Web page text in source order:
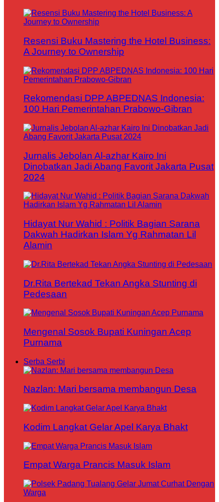
Resensi Buku Mastering the Hotel Business:
A Journey to Ownership
Rekomendasi DPP ABPEDNAS Indonesia:
100 Hari Pemerintahan Prabowo-Gibran
Jurnalis Jebolan Al-azhar Kairo Ini
Dinobatkan Jadi Abang Favorit Jakarta Pusat
2024
Hidayat Nur Wahid : Politik Bagian Sarana
Dakwah Hadirkan Islam Yg Rahmatan Lil
Alamin
Dr.Rita Bertekad Tekan Angka Stunting di
Pedesaan
Mengenal Sosok Bupati Kuningan Acep
Purnama
Serba Serbi
Nazlan: Mari bersama membangun Desa
Kodim Langkat Gelar Apel Karya Bhakt
Empat Warga Prancis Masuk Islam